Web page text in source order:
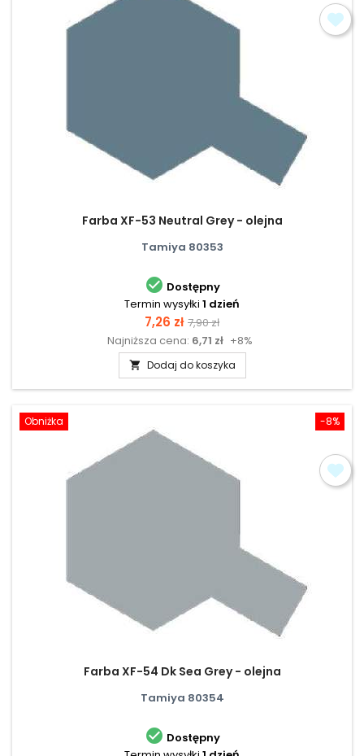
Farba XF-53 Neutral Grey - olejna
Tamiya 80353
 Dostępny
Termin wysyłki 1 dzień
Cena
7,26 zł Cena
podstawowa
7,90 zł
Najniższa cena: 6,71 zł +8%
 Dodaj do koszyka
-8%
Obniżka
Farba XF-54 Dk Sea Grey - olejna
Tamiya 80354
 Dostępny